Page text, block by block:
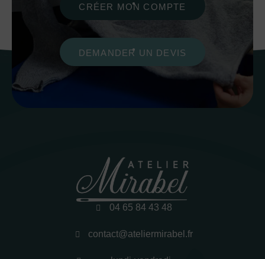
CRÉER MON COMPTE
DEMANDER UN DEVIS
04 65 84 43 48
contact@ateliermirabel.fr